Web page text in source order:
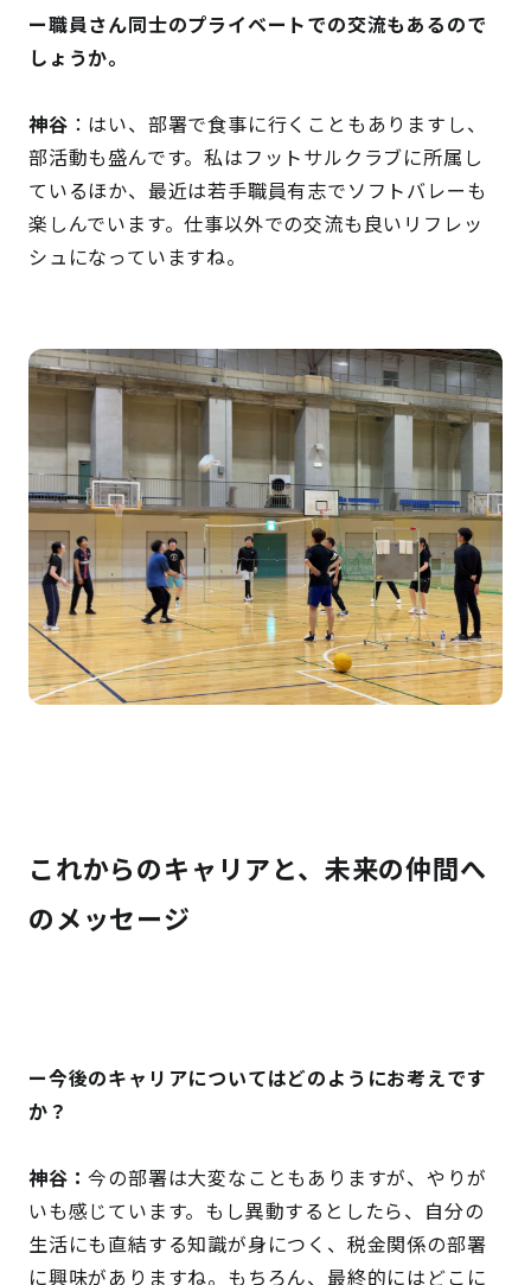
ー職員さん同士のプライベートでの交流もあるので
しょうか。
神谷 ：はい、部署で食事に行くこともありますし、
部活動も盛んです。私はフットサルクラブに所属し
ているほか、最近は若手職員有志でソフトバレーも
楽しんでいます。仕事以外での交流も良いリフレッ
シュになっていますね。
これからのキャリアと、未来の仲間へ
のメッセージ
ー今後のキャリアについてはどのようにお考えです
か？
神谷：今の部署は大変なこともありますが、やりが
いも感じています。もし異動するとしたら、自分の
生活にも直結する知識が身につく、税金関係の部署
に興味がありますね。もちろん、最終的にはどこに